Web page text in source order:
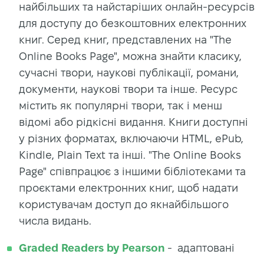
найбільших та найстаріших онлайн-ресурсів
для доступу до безкоштовних електронних
книг. Серед книг, представлених на "The
Online Books Page", можна знайти класику,
сучасні твори, наукові публікації, романи,
документи, наукові твори та інше. Ресурс
містить як популярні твори, так і менш
відомі або рідкісні видання. Книги доступні
у різних форматах, включаючи HTML, ePub,
Kindle, Plain Text та інші. "The Online Books
Page" співпрацює з іншими бібліотеками та
проєктами електронних книг, щоб надати
користувачам доступ до якнайбільшого
числа видань.
Graded Readers by Pearson - адаптовані